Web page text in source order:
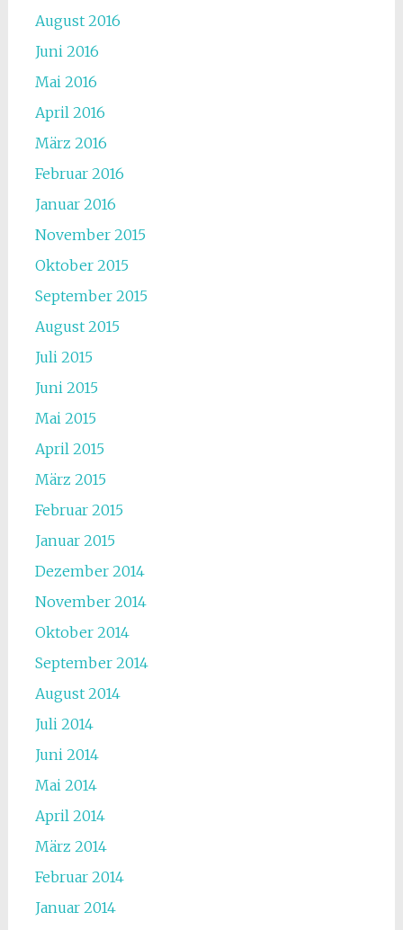
August 2016
Juni 2016
Mai 2016
April 2016
März 2016
Februar 2016
Januar 2016
November 2015
Oktober 2015
September 2015
August 2015
Juli 2015
Juni 2015
Mai 2015
April 2015
März 2015
Februar 2015
Januar 2015
Dezember 2014
November 2014
Oktober 2014
September 2014
August 2014
Juli 2014
Juni 2014
Mai 2014
April 2014
März 2014
Februar 2014
Januar 2014